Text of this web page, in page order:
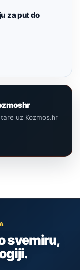
za put do
uz Kozmos.hr
svemiru,